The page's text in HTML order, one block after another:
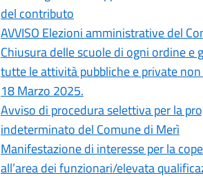
del contributo
AVVISO Elezioni amministrative del
Chiusura delle scuole di ogni ordine
tutte le attività pubbliche e private
18 Marzo 2025.
Avviso di procedura selettiva per la
indeterminato del Comune di Merì
Manifestazione di interesse per la
all’area dei funzionari/elevata